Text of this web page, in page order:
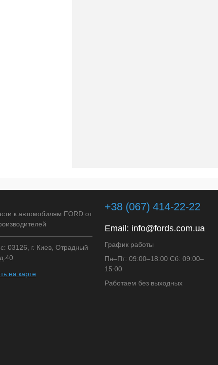
к автомобилям FORD от
03126, г. Киев, Отрадный
на карте
+38 (067) 414-22-22
Email: info@fords.com.ua
График работы
Пн–Пт: 09:00–18:00 Сб: 09:00–
15:00
Работаем без выходных